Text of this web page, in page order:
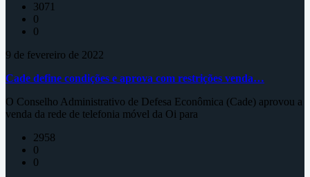
3071
0
0
9 de fevereiro de 2022
Cade define condições e aprova com restrições venda…
O Conselho Administrativo de Defesa Econômica (Cade) aprovou a
venda da rede de telefonia móvel da Oi para
2958
0
0